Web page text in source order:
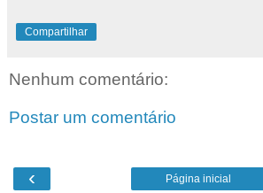
Compartilhar
Nenhum comentário:
Postar um comentário
‹ Página inicial